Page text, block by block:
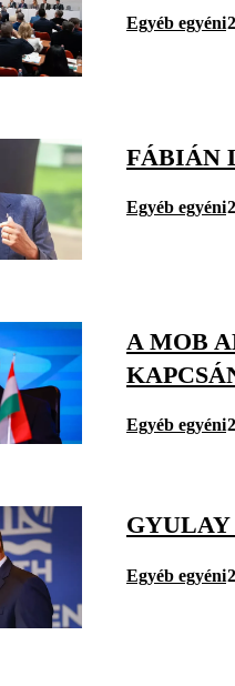
Egyéb egyéni
FÁBIÁN
Egyéb egyéni
A MOB
Egyéb egyéni
Egyéb egyéni